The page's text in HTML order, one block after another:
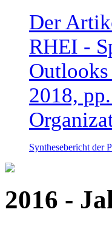
Der
RHEI -
2018,
Synthesebericht der
2016 -